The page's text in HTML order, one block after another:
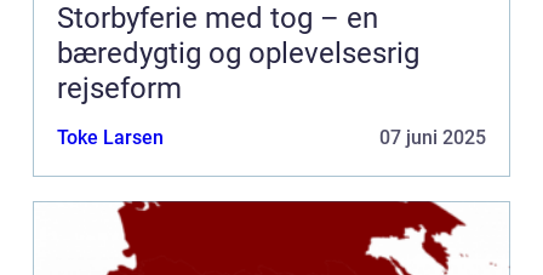
Storbyferie med tog – en
bæredygtig og oplevelsesrig
rejseform
Toke Larsen 07 juni 2025